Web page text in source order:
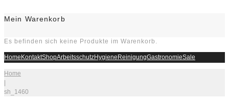
Mein Warenkorb
Es befinden sich keine Produkte im Warenkorb.
HomeKontaktShopArbeitsschutzHygieneReinigungGastronomieSale
Home
|
sh_1460